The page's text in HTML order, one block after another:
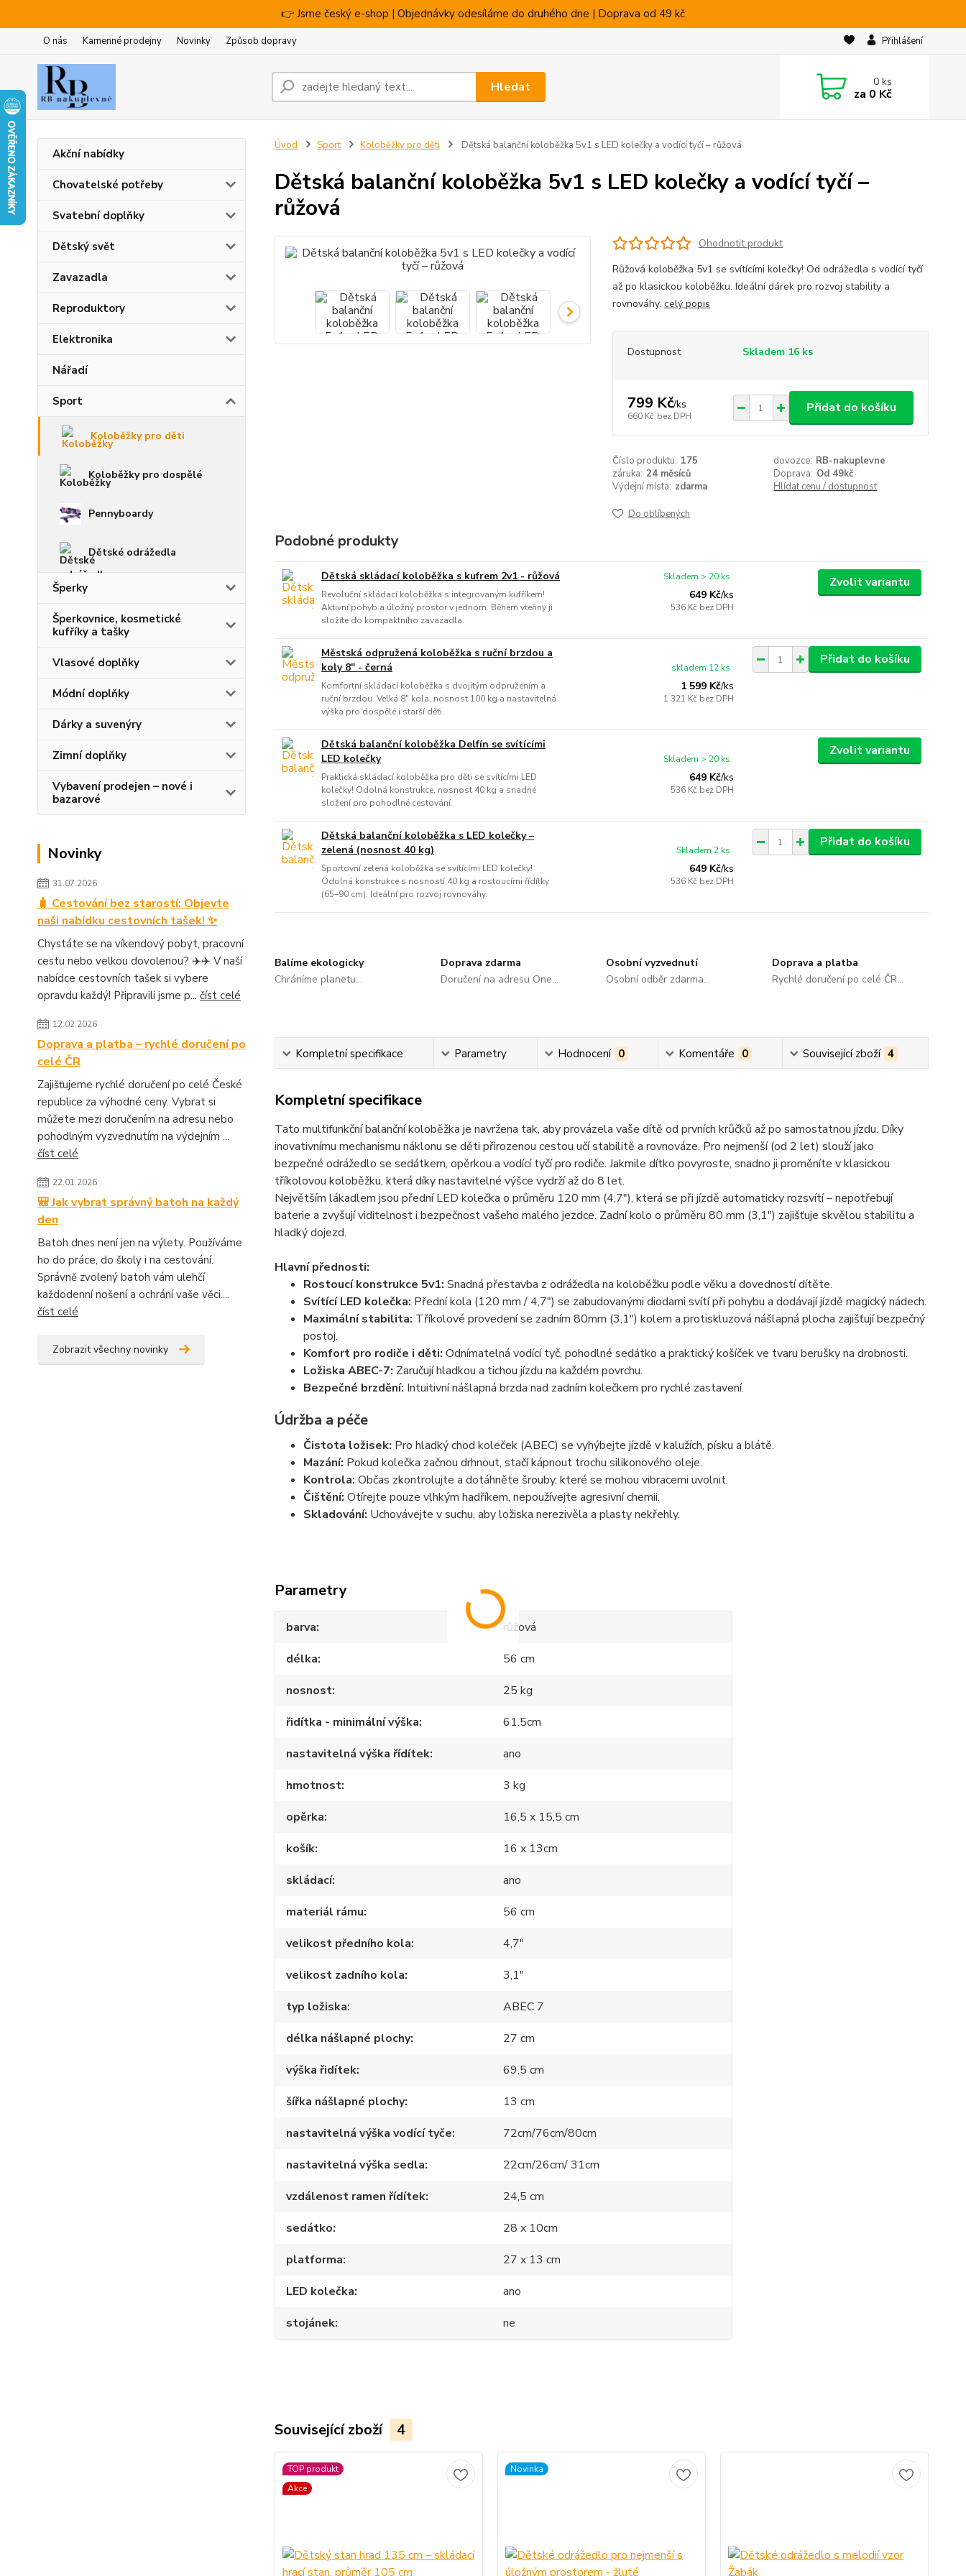
👉 Jsme český e-shop | Objednávky odesíláme do druhého dne | Doprava od 49 kč
O nás Kamenné prodejny Novinky Způsob dopravy Přihlášení
Hledat 0ks
za 0 Kč
Akční nabídky
Chovatelské potřeby
Svatební doplňky
Dětský svět
Zavazadla
Reproduktory
Elektronika
Nářadí
Sport
Koloběžky pro děti
Koloběžky pro dospělé
Pennyboardy
Dětské odrážedla
Šperky
Šperkovnice, kosmetické
kufříky a tašky
Vlasové doplňky
Módní doplňky
Dárky a suvenýry
Zimní doplňky
Vybavení prodejen – nové i
bazarové
Novinky
31.07.2026
🧳 Cestování bez starostí: Objevte
naši nabídku cestovních tašek! ✨
Chystáte se na víkendový pobyt, pracovní
cestu nebo velkou dovolenou? ✈️✈️ V naší
nabídce cestovních tašek si vybere
opravdu každý! Připravili jsme p... číst celé
12.02.2026
Doprava a platba – rychlé doručení po
celé ČR
Zajišťujeme rychlé doručení po celé České
republice za výhodné ceny. Vybrat si
můžete mezi doručením na adresu nebo
pohodlným vyzvednutím na výdejním ...
číst celé
22.01.2026
🎒 Jak vybrat správný batoh na každý
den
Batoh dnes není jen na výlety. Používáme
ho do práce, do školy i na cestování.
Správně zvolený batoh vám ulehčí
každodenní nošení a ochrání vaše věci....
číst celé
Zobrazit všechny novinky
Úvod Sport Koloběžky pro děti Dětská balanční koloběžka 5v1 s LED kolečky a vodící tyčí – růžová
Dětská balanční koloběžka 5v1 s LED kolečky a vodící tyčí –
růžová
Ohodnotit produkt
Růžová koloběžka 5v1 se svítícími kolečky! Od odrážedla s vodící tyčí
až po klasickou koloběžku. Ideální dárek pro rozvoj stability a
rovnováhy. celý popis
Dostupnost Skladem 16 ks
799 Kč/ks
660 Kč bez DPH
Přidat do košíku
Číslo produktu: 175 dovozce: RB-nakuplevne
záruka: 24 měsíců Doprava: Od 49kč
Výdejní místa: zdarma Hlídat cenu / dostupnost
Do oblíbených
Podobné produkty
Dětská skládací koloběžka s kufrem 2v1 - růžová
Revoluční skládací koloběžka s integrovaným kufříkem!
Aktivní pohyb a úložný prostor v jednom. Během vteřiny ji
složíte do kompaktního zavazadla.
649 Kč/ks
536 Kč bez DPH
Skladem > 20 ks Zvolit variantu
Městská odpružená koloběžka s ruční brzdou a
koly 8" - černá
Komfortní skládací koloběžka s dvojitým odpružením a
ruční brzdou. Velká 8" kola, nosnost 100 kg a nastavitelná
výška pro dospělé i starší děti.
1 599 Kč/ks
1 321 Kč bez DPH
skladem 12 ks
Přidat do košíku
Dětská balanční koloběžka Delfín se svítícími
LED kolečky
Praktická skládací koloběžka pro děti se svítícími LED
kolečky! Odolná konstrukce, nosnost 40 kg a snadné
složení pro pohodlné cestování.
649 Kč/ks
536 Kč bez DPH
Skladem > 20 ks
Zvolit variantu
Dětská balanční koloběžka s LED kolečky –
zelená (nosnost 40 kg)
Sportovní zelená koloběžka se svítícími LED kolečky!
Odolná konstrukce s nosností 40 kg a rostoucími řídítky
(65–90 cm). Ideální pro rozvoj rovnováhy.
649 Kč/ks
536 Kč bez DPH
Skladem 2 ks
Přidat do košíku
Balíme ekologicky
Chráníme planetu...
Doprava zdarma
Doručení na adresu One...
Osobní vyzvednutí
Osobní odběr zdarma...
Doprava a platba
Rychlé doručení po celé ČR...
Kompletní specifikace Parametry Hodnocení 0 Komentáře 0 Související zboží 4
Kompletní specifikace
Tato multifunkční balanční koloběžka je navržena tak, aby provázela vaše dítě od prvních krůčků až po samostatnou jízdu. Díky
inovativnímu mechanismu náklonu se děti přirozenou cestou učí stabilitě a rovnováze. Pro nejmenší (od 2 let) slouží jako
bezpečné odrážedlo se sedátkem, opěrkou a vodící tyčípro rodiče. Jakmile dítko povyroste, snadno ji proměníte v klasickou
tříkolovou koloběžku, která díky nastavitelné výšce vydrží až do 8 let.
Největším lákadlem jsou přední LED kolečka o průměru 120 mm (4,7"), která se při jízdě automaticky rozsvítí – nepotřebují
baterie a zvyšují viditelnost i bezpečnost vašeho malého jezdce. Zadní kolo o průměru 80 mm (3,1") zajišťuje skvělou stabilitu a
hladký dojezd.
Hlavní přednosti:
Rostoucí konstrukce 5v1: Snadná přestavba z odrážedla na koloběžku podle věku a dovedností dítěte.
Svítící LED kolečka: Přední kola (120 mm / 4,7") se zabudovanými diodami svítí při pohybu a dodávají jízdě magický nádech.
Maximální stabilita: Tříkolové provedení se zadním 80mm (3,1") kolem a protiskluzová nášlapná plocha zajišťují bezpečný
postoj.
Komfort pro rodiče i děti: Odnímatelná vodící tyč, pohodlné sedátko a praktický košíček ve tvaru berušky na drobnosti.
Ložiska ABEC-7: Zaručují hladkou a tichou jízdu na každém povrchu.
Bezpečné brzdění: Intuitivní nášlapná brzda nad zadním kolečkem pro rychlé zastavení.
Údržba a péče
Čistota ložisek: Pro hladký chod koleček (ABEC) se vyhýbejte jízdě v kalužích, písku a blátě.
Mazání: Pokud kolečka začnou drhnout, stačí kápnout trochu silikonového oleje.
Kontrola: Občas zkontrolujte a dotáhněte šrouby, které se mohou vibracemi uvolnit.
Čištění: Otírejte pouze vlhkým hadříkem, nepoužívejte agresivní chemii.
Skladování: Uchovávejte v suchu, aby ložiska nerezivěla a plasty nekřehly.
Parametry
barva
růžová
délka
56 cm
nosnost
25 kg
řidítka - minimální výška
61.5cm
nastavitelná výška řídítek
ano
hmotnost
3 kg
opěrka
16,5 x 15,5 cm
košík
16 x 13cm
skládací
ano
materiál rámu
56 cm
velikost předního kola
4,7"
velikost zadního kola
3,1"
typ ložiska
ABEC 7
délka nášlapné plochy
27 cm
výška řidítek
69,5 cm
šířka nášlapné plochy
13 cm
nastavitelná výška vodící tyče
72cm/76cm/80cm
nastavitelná výška sedla
22cm/26cm/ 31cm
vzdálenost ramen řídítek
24,5 cm
sedátko
28 x 10cm
platforma
27 x 13 cm
LED kolečka
ano
stojánek
ne
Související zboží 4
TOP produkt
Akce
Novinka